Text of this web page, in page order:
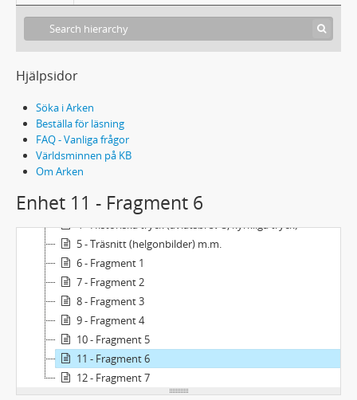
Hjälpsidor
Söka i Arken
Beställa för läsning
FAQ - Vanliga frågor
Världsminnen på KB
Om Arken
Enhet 11 - Fragment 6
288 Et 1 - Ettbladstryck och fragment
1 - Avlatsbrev 1
3 - Kalendrar
4 - Historiska tryck (avlatsbrev 3, kyrkliga tryck)
5 - Träsnitt (helgonbilder) m.m.
6 - Fragment 1
7 - Fragment 2
8 - Fragment 3
9 - Fragment 4
10 - Fragment 5
11 - Fragment 6
12 - Fragment 7